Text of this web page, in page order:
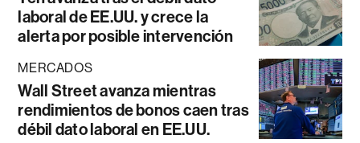
laboral de EE.UU. y crece la
alerta por posible intervención
MERCADOS
Wall Street avanza mientras
rendimientos de bonos caen tras
débil dato laboral en EE.UU.